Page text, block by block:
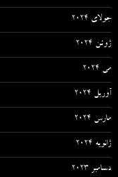
جولای 2024
ژوئن 2024
می 2024
آوریل 2024
مارس 2024
ژانویه 2024
دسامبر 2023